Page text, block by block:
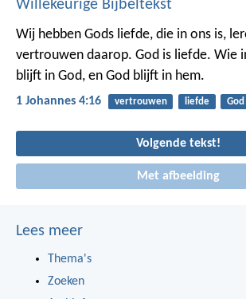
Willekeurige Bijbeltekst
Wij hebben Gods liefde, die in ons is,
vertrouwen daarop. God is liefde. Wie
blijft in God, en God blijft in hem.
1 Johannes 4:16 vertrouwen liefde God
Volgende tekst!
Met afbeelding
Lees meer
Thema's
Zoeken